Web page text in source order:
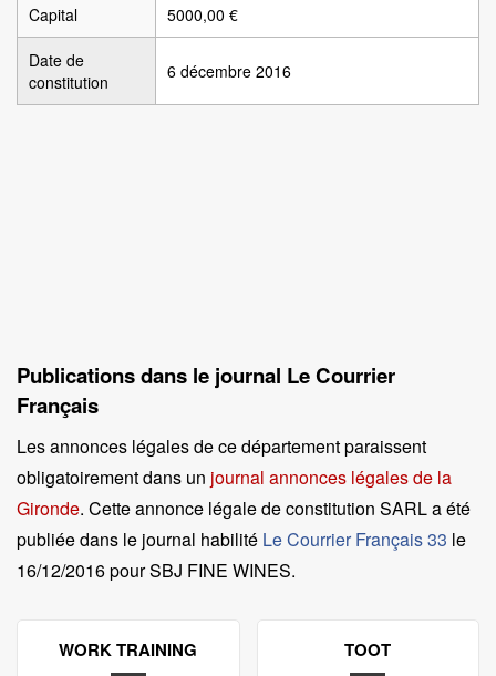
Capital 5000,00 €
Date de
constitution
6 décembre 2016
Publications dans le journal Le Courrier
Français
Les annonces légales de ce département paraissent
obligatoirement dans un journal annonces légales de la
Gironde. Cette annonce légale de constitution SARL a été
publiée dans le journal habilité Le Courrier Français 33 le
16/12/2016 pour SBJ FINE WINES.
WORK TRAINING TOOT